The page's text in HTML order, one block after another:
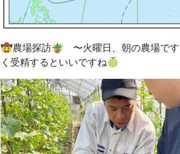
🤠農場探訪🪴 〜火曜日、朝の農場で
く受精するといいですね🍈